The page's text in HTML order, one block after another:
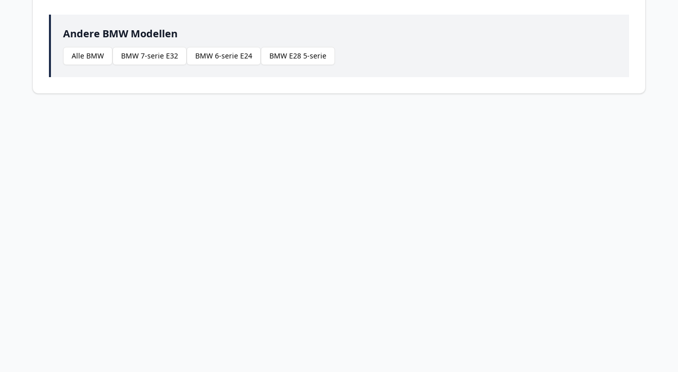
Andere BMW Modellen
Alle BMW BMW 7-serie E32 BMW 6-serie E24 BMW E28 5-serie